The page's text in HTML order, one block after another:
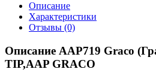
Описание
Характеристики
Отзывы (0)
Описание AAP719 Graco
TIP,AAP GRACO